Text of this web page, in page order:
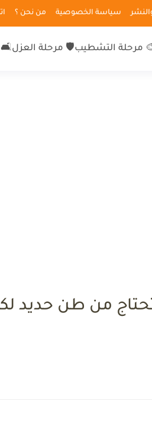
سياسة الخصوصية من نحن ؟
مرحلة التشطيب🛡 مرحلة العزل🛋
من طن حديد